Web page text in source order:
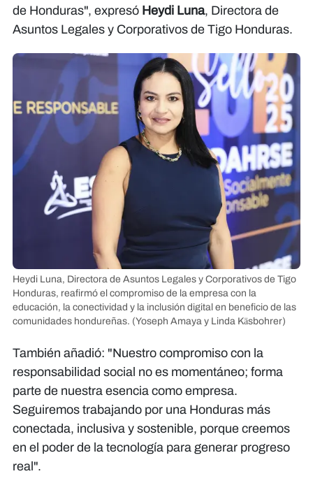
de Honduras", expresó Heydi Luna, Directora de
Asuntos Legales y Corporativos de Tigo Honduras.
Heydi Luna, Directora de Asuntos Legales y Corporativos de Tigo
Honduras, reafirmó el compromiso de la empresa con la
educación, la conectividad y la inclusión digital en beneficio de las
comunidades hondureñas. (Yoseph Amaya y Linda Käsbohrer)
También añadió: "Nuestro compromiso con la
responsabilidad social no es momentáneo; forma
parte de nuestra esencia como empresa.
Seguiremos trabajando por una Honduras más
conectada, inclusiva y sostenible, porque creemos
en el poder de la tecnología para generar progreso
real".